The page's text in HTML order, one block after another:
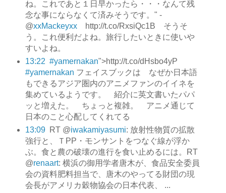
ね。これであと１日早かったら・・・なんて残
念な事にならなくて済みそうです。" -
@xxMackeyxxhttp://t.co/RxsiQc1B そうそ
う。これ便利だよね。旅行したいときに使いや
すいよね。
13:22 #yamernakan">http://t.co/dHsbo4yP
#yamernakan フェイスブックは なぜか日本語
もできるアジア圏内のアニメファンのイイネを
集めているようです。 紹介に英文書いたパパ
ッと増えた。 ちょっと複雑。 アニメ通じて
日本のこと心配してくれてる
13:09
RT @iwakamiyasumi: 放射性物質の拡散
強行と、ＴPP・モンサントをつなぐ線が浮か
ぶ。食と農の破壊の進行を食い止めるには。RT
@renaart: 横浜の御用学者唐木が、食品安全委員
会の資料肥料担当で、唐木のやってる財団の現
会長がアメリカ穀物協会の日本代表、 ...